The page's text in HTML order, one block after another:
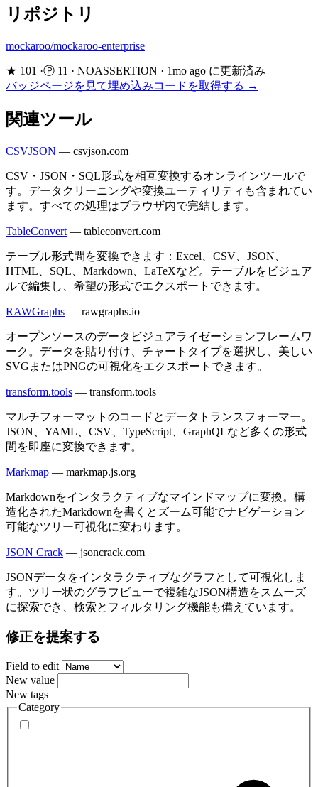
リポジトリ
mockaroo/mockaroo-enterprise
★ 101 ·Ⓟ 11 · NOASSERTION · 1mo ago に更新済み
バッジページを見て埋め込みコードを取得する →
関連ツール
CSVJSON — csvjson.com
CSV・JSON・SQL形式を相互変換するオンラインツールで
す。データクリーニングや変換ユーティリティも含まれてい
ます。すべての処理はブラウザ内で完結します。
TableConvert — tableconvert.com
テーブル形式間を変換できます：Excel、CSV、JSON、
HTML、SQL、Markdown、LaTeXなど。テーブルをビジュア
ルで編集し、希望の形式でエクスポートできます。
RAWGraphs — rawgraphs.io
オープンソースのデータビジュアライゼーションフレームワ
ーク。データを貼り付け、チャートタイプを選択し、美しい
SVGまたはPNGの可視化をエクスポートできます。
transform.tools — transform.tools
マルチフォーマットのコードとデータトランスフォーマー。
JSON、YAML、CSV、TypeScript、GraphQLなど多くの形式
間を即座に変換できます。
Markmap — markmap.js.org
Markdownをインタラクティブなマインドマップに変換。構
造化されたMarkdownを書くとズーム可能でナビゲーション
可能なツリー可視化に変わります。
JSON Crack — jsoncrack.com
JSONデータをインタラクティブなグラフとして可視化しま
す。ツリー状のグラフビューで複雑なJSON構造をスムーズ
に探索でき、検索とフィルタリング機能も備えています。
修正を提案する
Field to edit
New value
New tags
Category